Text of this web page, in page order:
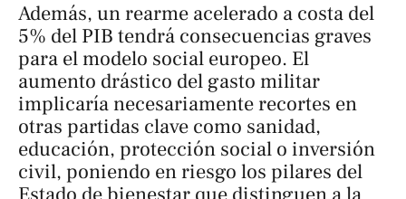
Además, un rearme acelerado a costa del
5% del PIB tendrá consecuencias graves
para el modelo social europeo. El
aumento drástico del gasto militar
implicaría necesariamente recortes en
otras partidas clave como sanidad,
educación, protección social o inversión
civil, poniendo en riesgo los pilares del